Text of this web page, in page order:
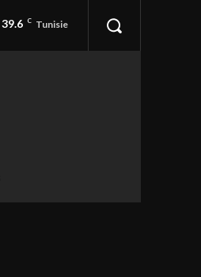
39.6 C Tunisie